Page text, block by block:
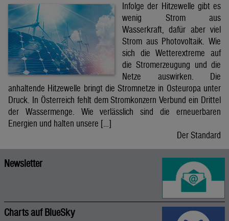
Infolge der Hitzewelle gibt es
wenig Strom aus
Wasserkraft, dafür aber viel
Strom aus Photovoltaik. Wie
sich die Wetterextreme auf
die Stromerzeugung und die
Netze auswirken. Die
anhaltende Hitzewelle bringt die Stromnetze in Osteuropa unter
Druck. In Österreich fehlt dem Stromkonzern Verbund ein Drittel
der Wassermenge. Wie verlässlich sind die erneuerbaren
Energien und halten unsere […]
Der Standard
Newsletter
Charts auf BlueSky